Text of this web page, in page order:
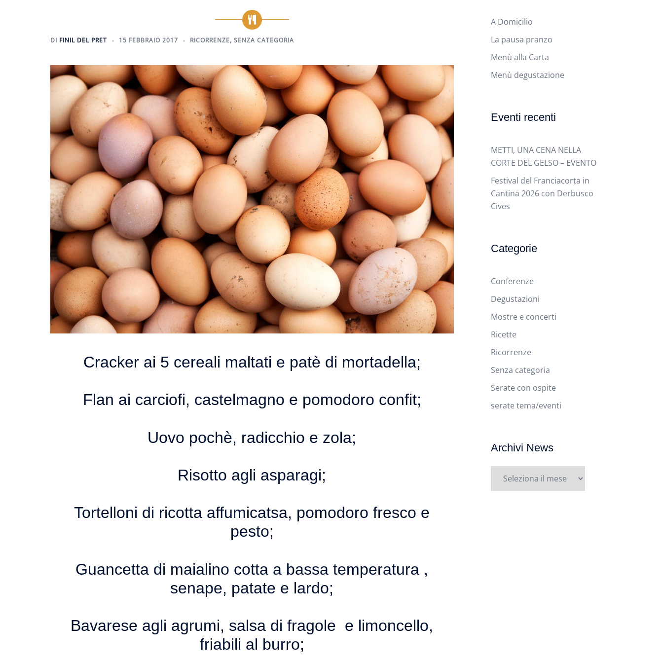
DI FINIL DEL PRET 15 FEBBRAIO 2017 RICORRENZE, SENZA CATEGORIA
Cracker ai 5 cereali maltati e patè di mortadella;
Flan ai carciofi, castelmagno e pomodoro confit;
Uovo pochè, radicchio e zola;
Risotto agli asparagi;
Tortelloni di ricotta affumicatsa, pomodoro fresco e
pesto;
Guancetta di maialino cotta a bassa temperatura ,
senape, patate e lardo;
Bavarese agli agrumi, salsa di fragole e limoncello,
friabili al burro;
A Domicilio
La pausa pranzo
Menù alla Carta
Menù degustazione
Eventi recenti
METTI, UNA CENA NELLA
CORTE DEL GELSO – EVENTO
Festival del Franciacorta in
Cantina 2026 con Derbusco
Cives
Categorie
Conferenze
Degustazioni
Mostre e concerti
Ricette
Ricorrenze
Senza categoria
Serate con ospite
serate tema/eventi
Archivi News
News